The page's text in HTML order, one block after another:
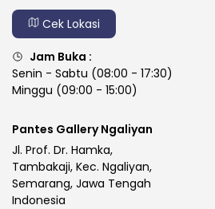
Cek Lokasi
Jam Buka :
Senin - Sabtu (08:00 - 17:30)
Minggu (09:00 - 15:00)
Pantes Gallery Ngaliyan
Jl. Prof. Dr. Hamka,
Tambakaji, Kec. Ngaliyan,
Semarang, Jawa Tengah
Indonesia